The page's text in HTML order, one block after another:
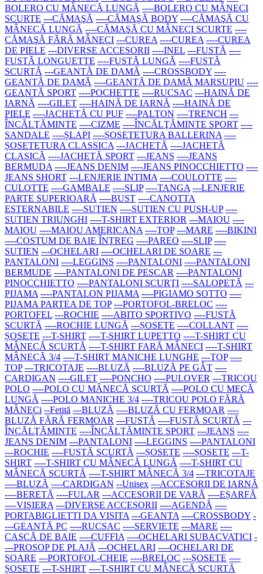
BOLERO CU MÂNECĂ LUNGĂ ----BOLERO CU MÂNECI
SCURTE ---CĂMAŞĂ ----CĂMAŞĂ BODY ----CĂMAŞĂ CU
MÂNECĂ LUNGĂ ----CĂMAŞĂ CU MÂNECI SCURTE ----
CĂMAŞĂ FĂRĂ MÂNECI ---CUREA ----CUREA ----CUREA
DE PIELE ---DIVERSE ACCESORII ----INEL ---FUSTĂ ----
FUSTĂ LONGUETTE ----FUSTĂ LUNGĂ ----FUSTĂ
SCURTĂ ---GEANTĂ DE DAMĂ ----CROSSBODY ----
GEANTĂ DE DAMĂ ----GEANTĂ DE DAMĂ MARSUPIU ----
GEANTĂ SPORT ----POCHETTE ----RUCSAC ---HAINĂ DE
IARNĂ ----GILET ----HAINĂ DE IARNĂ ----HAINĂ DE
PIELE ----JACHETĂ CU PUF ----PALTON ----TRENCH ---
ÎNCĂLŢĂMINTE ----CIZME ----ÎNCĂLŢĂMINTE SPORT ----
SANDALE ----ȘLAPI ----ȘOSETETURA BALLERINA ----
ȘOSETETURA CLASSICA ---JACHETĂ ----JACHETĂ
CLASICĂ ----JACHETĂ SPORT ---JEANS ----JEANS
BERMUDA ----JEANS DENIM ----JEANS PINOCCHIETTO ----
JEANS SHORT ---LENJERIE INTIMA ----COULOTTE ----
CULOTTE ----GAMBALE ----SLIP ----TANGA ---LENJERIE
PARTE SUPERIOARĂ ----BUST ----CANOTTA
ESTERNABILE ----SUTIEN ----SUTIEN CU PUSH-UP ----
SUTIEN TRIUNGHI ----T-SHIRT EXTERIOR ---MAIOU ----
MAIOU ----MAIOU AMERICANA ----TOP ---MARE ----BIKINI
----COSTUM DE BAIE ÎNTREG ----PAREO ----SLIP ----
SUTIEN ---OCHELARI ----OCHELARI DE SOARE ---
PANTALONI ----LEGGINS ----PANTALONI ----PANTALONI
BERMUDE ----PANTALONI DE PESCAR ----PANTALONI
PINOCCHIETTO ----PANTALONI SCURŢI ----SALOPETĂ ---
PIJAMA ----PANTALON PIJAMA ----PIGIAMO SOTTO ----
PIJAMA PARTEA DE TOP ---PORTOFOL-BRELOC ----
PORTOFEL ---ROCHIE ----ABITO SPORTIVO ----FUSTĂ
SCURTĂ ----ROCHIE LUNGĂ ---ȘOSETE ----COLLANT ----
ȘOSETE ---T-SHIRT ----T-SHIRT LUPETTO ----T-SHIRT CU
MÂNECĂ SCURTĂ ----T-SHIRT FARĂ MÂNECI ----T-SHIRT
MÂNECĂ 3/4 ----T-SHIRT MANICHE LUNGHE ---TOP ----
TOP ---TRICOTAJE ----BLUZĂ ----BLUZĂ PE GÂT ----
CARDIGAN ----GILET ----PONCHO ----PULOVER ---TRICOU
POLO ----POLO CU MÂNECĂ SCURTĂ ----POLO CU MECĂ
LUNGĂ ----POLO MANICHE 3/4 ----TRICOU POLO FĂRĂ
MÂNECi --Fetită ---BLUZĂ ----BLUZĂ CU FERMOAR ----
BLUZĂ FĂRĂ FERMOAR ---FUSTĂ ----FUSTĂ SCURTĂ ---
ÎNCĂLŢĂMINTE ----ÎNCĂLŢĂMINTE SPORT ---JEANS ----
JEANS DENIM ---PANTALONI ----LEGGINS ----PANTALONI
---ROCHIE ----FUSTĂ SCURTĂ ---ȘOSETE ----ȘOSETE ---T-
SHIRT ----T-SHIRT CU MÂNECĂ LUNGĂ ----T-SHIRT CU
MÂNECĂ SCURTĂ ----T-SHIRT MÂNECĂ 3/4 ---TRICOTAJE
----BLUZĂ ----CARDIGAN --Unisex ---ACCESORII DE IARNĂ
----BERETĂ ----FULAR ---ACCESORII DE VARĂ ----EȘARFĂ
----VISIERA ---DIVERSE ACCESORII ----AGENDĂ ----
PORTABIGLIETTI DA VISITA ---GEANTA ----CROSSBODY -
---GEANTĂ PC ----RUCSAC ----SERVIETE ---MARE ----
CASCĂ DE BAIE ----CUFFIA ----OCHELARI SUBACVATICI -
---PROSOP DE PLAJĂ ---OCHELARI ----OCHELARI DE
SOARE ---PORTOFOL-CHEIE ----BRELOC ---ȘOSETE ----
ȘOSETE ---T-SHIRT ----T-SHIRT CU MÂNECĂ SCURTĂ